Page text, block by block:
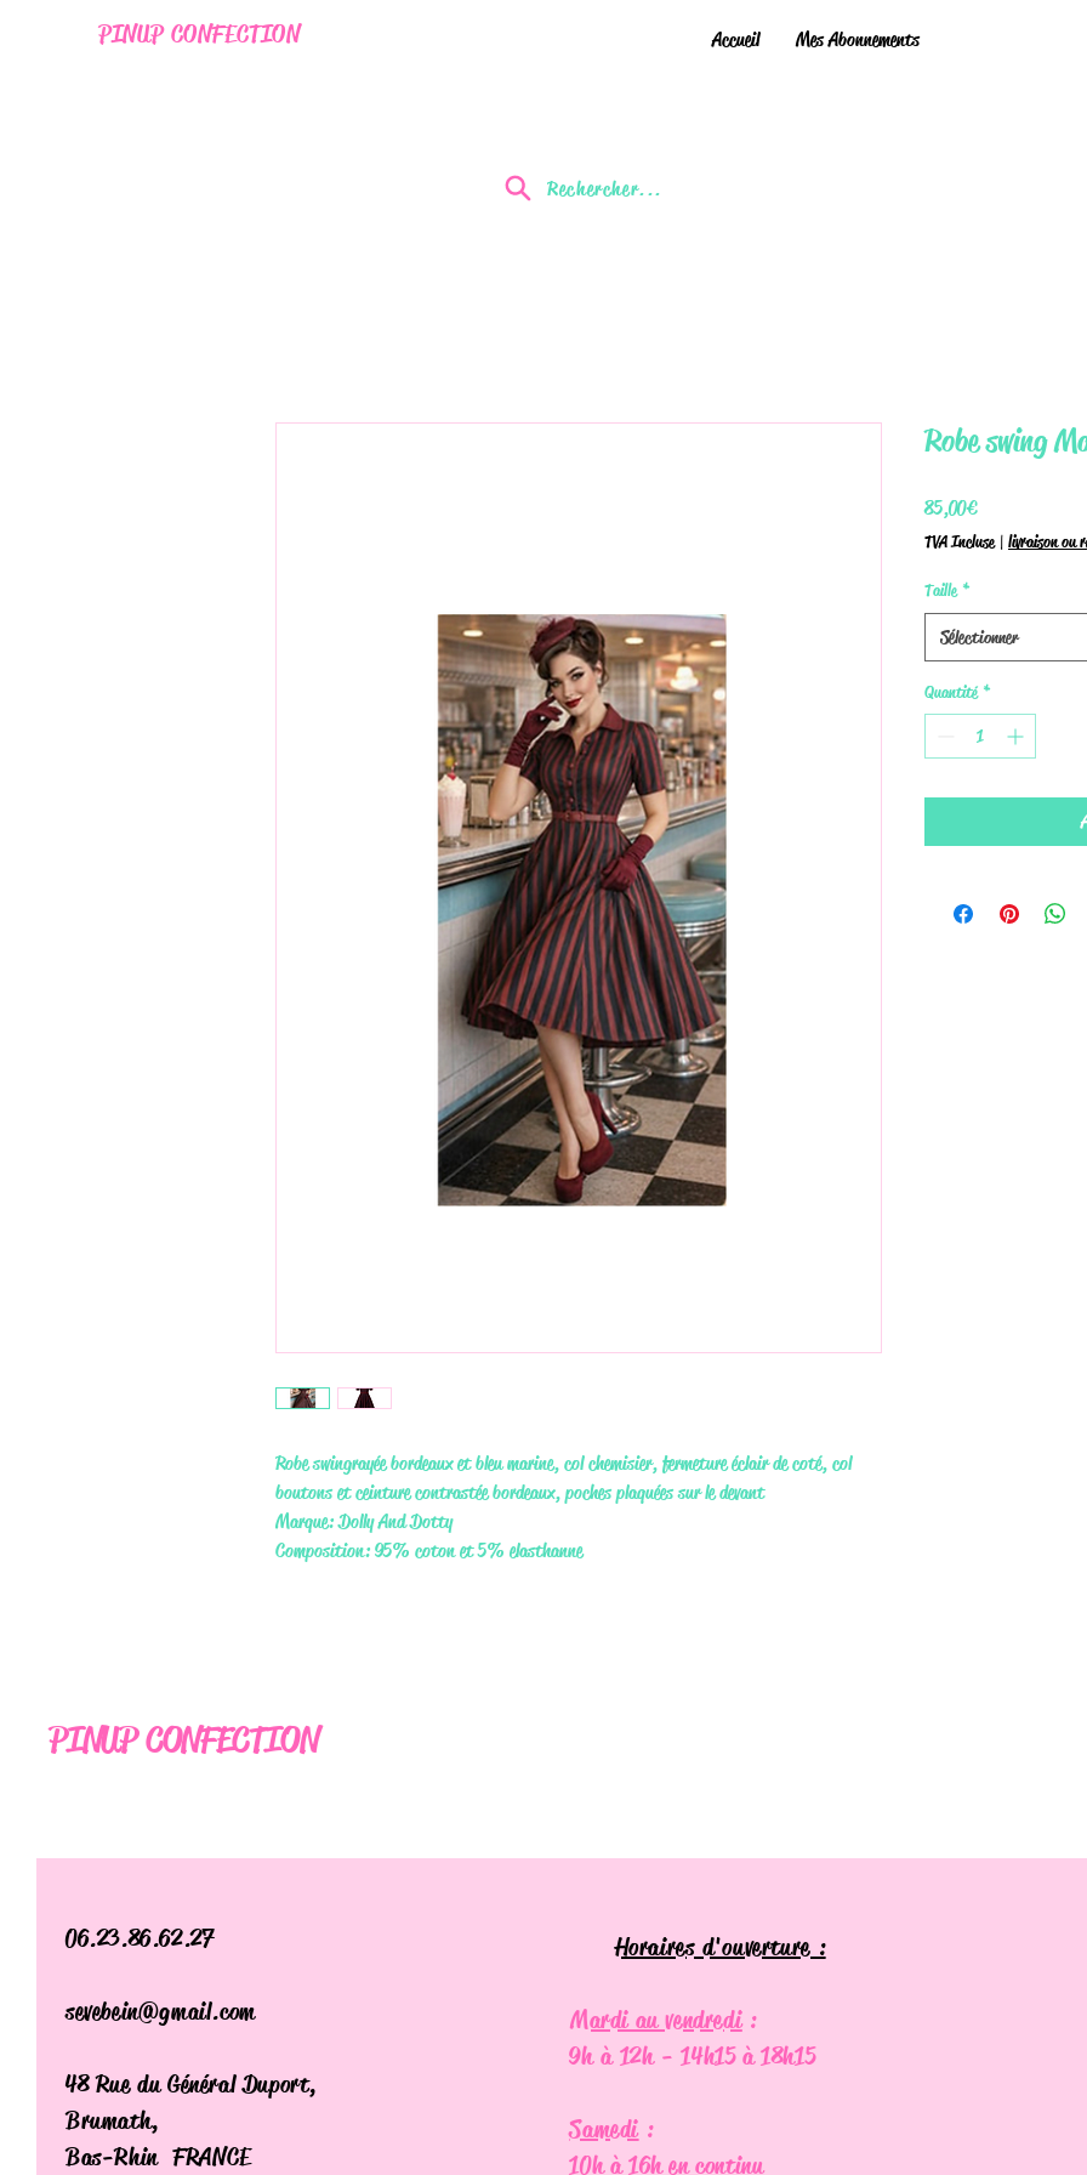
PINUP CONFECTION Accueil Mes Abonnements
Rechercher...
Robe swing rayée bordeaux et bleu marine, col chemisier, fermeture éclair de coté, col
boutons et ceinture contrastée bordeaux, poches plaquées sur le devant
Marque: Dolly And Dotty
Composition: 95% coton et 5% elasthanne
Robe swing
85,00 €Prix
TVA Incluse| livraison ou
Taille *
Sélectionner
Quantité *
PINUP CONFECTION
06.23.86.62.27
sevebein@gmail.com
48 Rue du Général Duport,
Brumath,
Bas-Rhin FRANCE
Horaires d'ouverture :
Mardi au vendredi:
9h à 12h - 14h15 à 18h15
Samedi:
10h à 16hen continu